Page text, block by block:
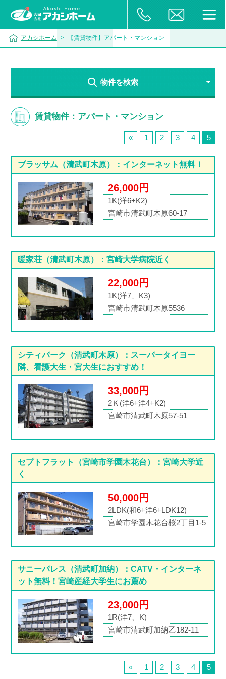
アカシホーム > 【賃貸物件】アパート・マンション
物件を検索
賃貸物件：アパート・マンション
« 1 2 3 4 5
ブラッサム（清武町木原）：インターネット無料！
26,000円
1K(洋6+K2)
宮崎市清武町木原60-17
暖家荘（清武町木原）：宮崎大学病院近く
22,000円
1K(洋7、K3)
宮崎市清武町木原5536
シティパーク（清武町木原）：スーパータイヨー
隣、看護大生・宮大生におすすめ！
33,000円
2Ｋ(洋6+洋4+K2)
宮崎市清武町木原57-51
セプトフラット（宮崎市学園木花台）：宮崎大学近
く
50,000円
2LDK(和6+洋6+LDK12)
宮崎市学園木花台桜2丁目1-5
サニーパレス（清武町加納）：CATV・インターネ
ット無料！宮崎産経大学生にお薦め
23,000円
1R(洋7、K)
宮崎市清武町加納乙182-11
« 1 2 3 4 5